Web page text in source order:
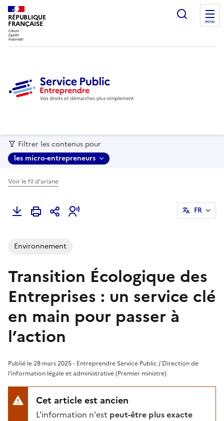
RÉPUBLIQUE
FRANÇAISE MENU
Filtrer les contenus pour
les micro-entrepreneurs
Voir le fil d'ariane
FR
Environnement
Transition Écologique des
Entreprises : un service clé
en main pour passer à
l’action
Publié le 28 mars 2025 - Entreprendre Service Public / Direction de
l'information légale et administrative (Premier ministre)
Cet article est ancien
L'information n'est peut-être plus exacte